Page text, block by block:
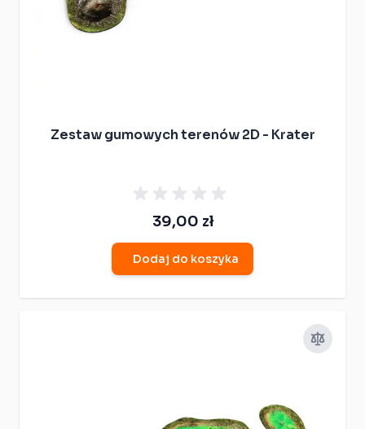
Zestaw gumowych terenów 2D - Krater
39,00 zł
Dodaj do koszyka